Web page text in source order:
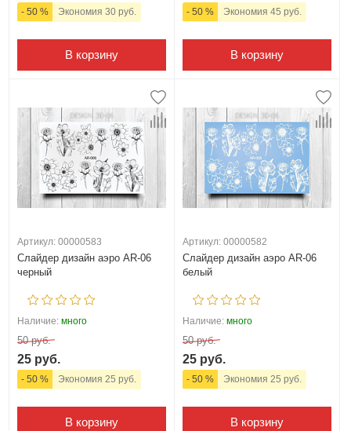
- 50 % Экономия 30 руб.
В корзину
- 50 % Экономия 45 руб.
В корзину
Артикул: 00000583
Слайдер дизайн аэро AR-06
черный
Наличие: много
50 руб.
25 руб.
- 50 % Экономия 25 руб.
В корзину
Артикул: 00000582
Слайдер дизайн аэро AR-06
белый
Наличие: много
50 руб.
25 руб.
- 50 % Экономия 25 руб.
В корзину